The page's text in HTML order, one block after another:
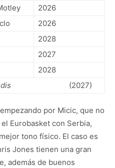
2026
2026
2028
2027
2028
Itoudis (2027)
por Micic, que no
Eurobasket con Serbia,
tono físico. El caso es
Jones tienen una gran
además de buenos